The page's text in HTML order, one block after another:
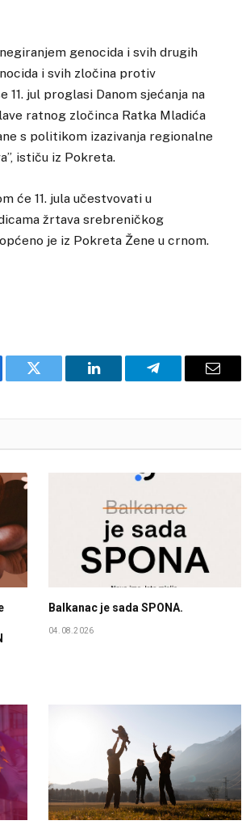
genocida i svih drugih
i svih zločina protiv
jul proglasi Danom sjećanja na
ratnog zločinca Ratka Mladića
s politikom izazivanja regionalne
ističu iz Pokreta.
će 11. jula učestvovati u
žrtava srebreničkog
je iz Pokreta Žene u crnom.
Twitter LinkedIn Telegram Email
Balkanac je sada SPONA.
04.08.2026